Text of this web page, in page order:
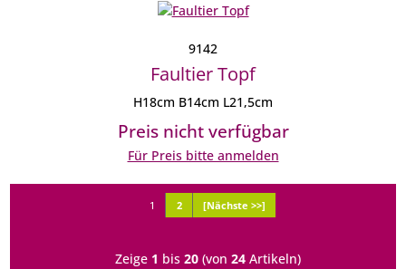
9142
Faultier Topf
H18cm B14cm L21,5cm
Preis nicht verfügbar
Für Preis bitte anmelden
1 2 [Nächste >>]
Zeige 1 bis 20(von 24Artikeln)